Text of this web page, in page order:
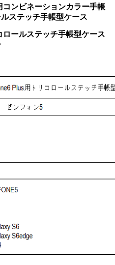
コンビネーションカラー手帳
ステッチ手帳型ケース
ロールステッチ手帳型ケース